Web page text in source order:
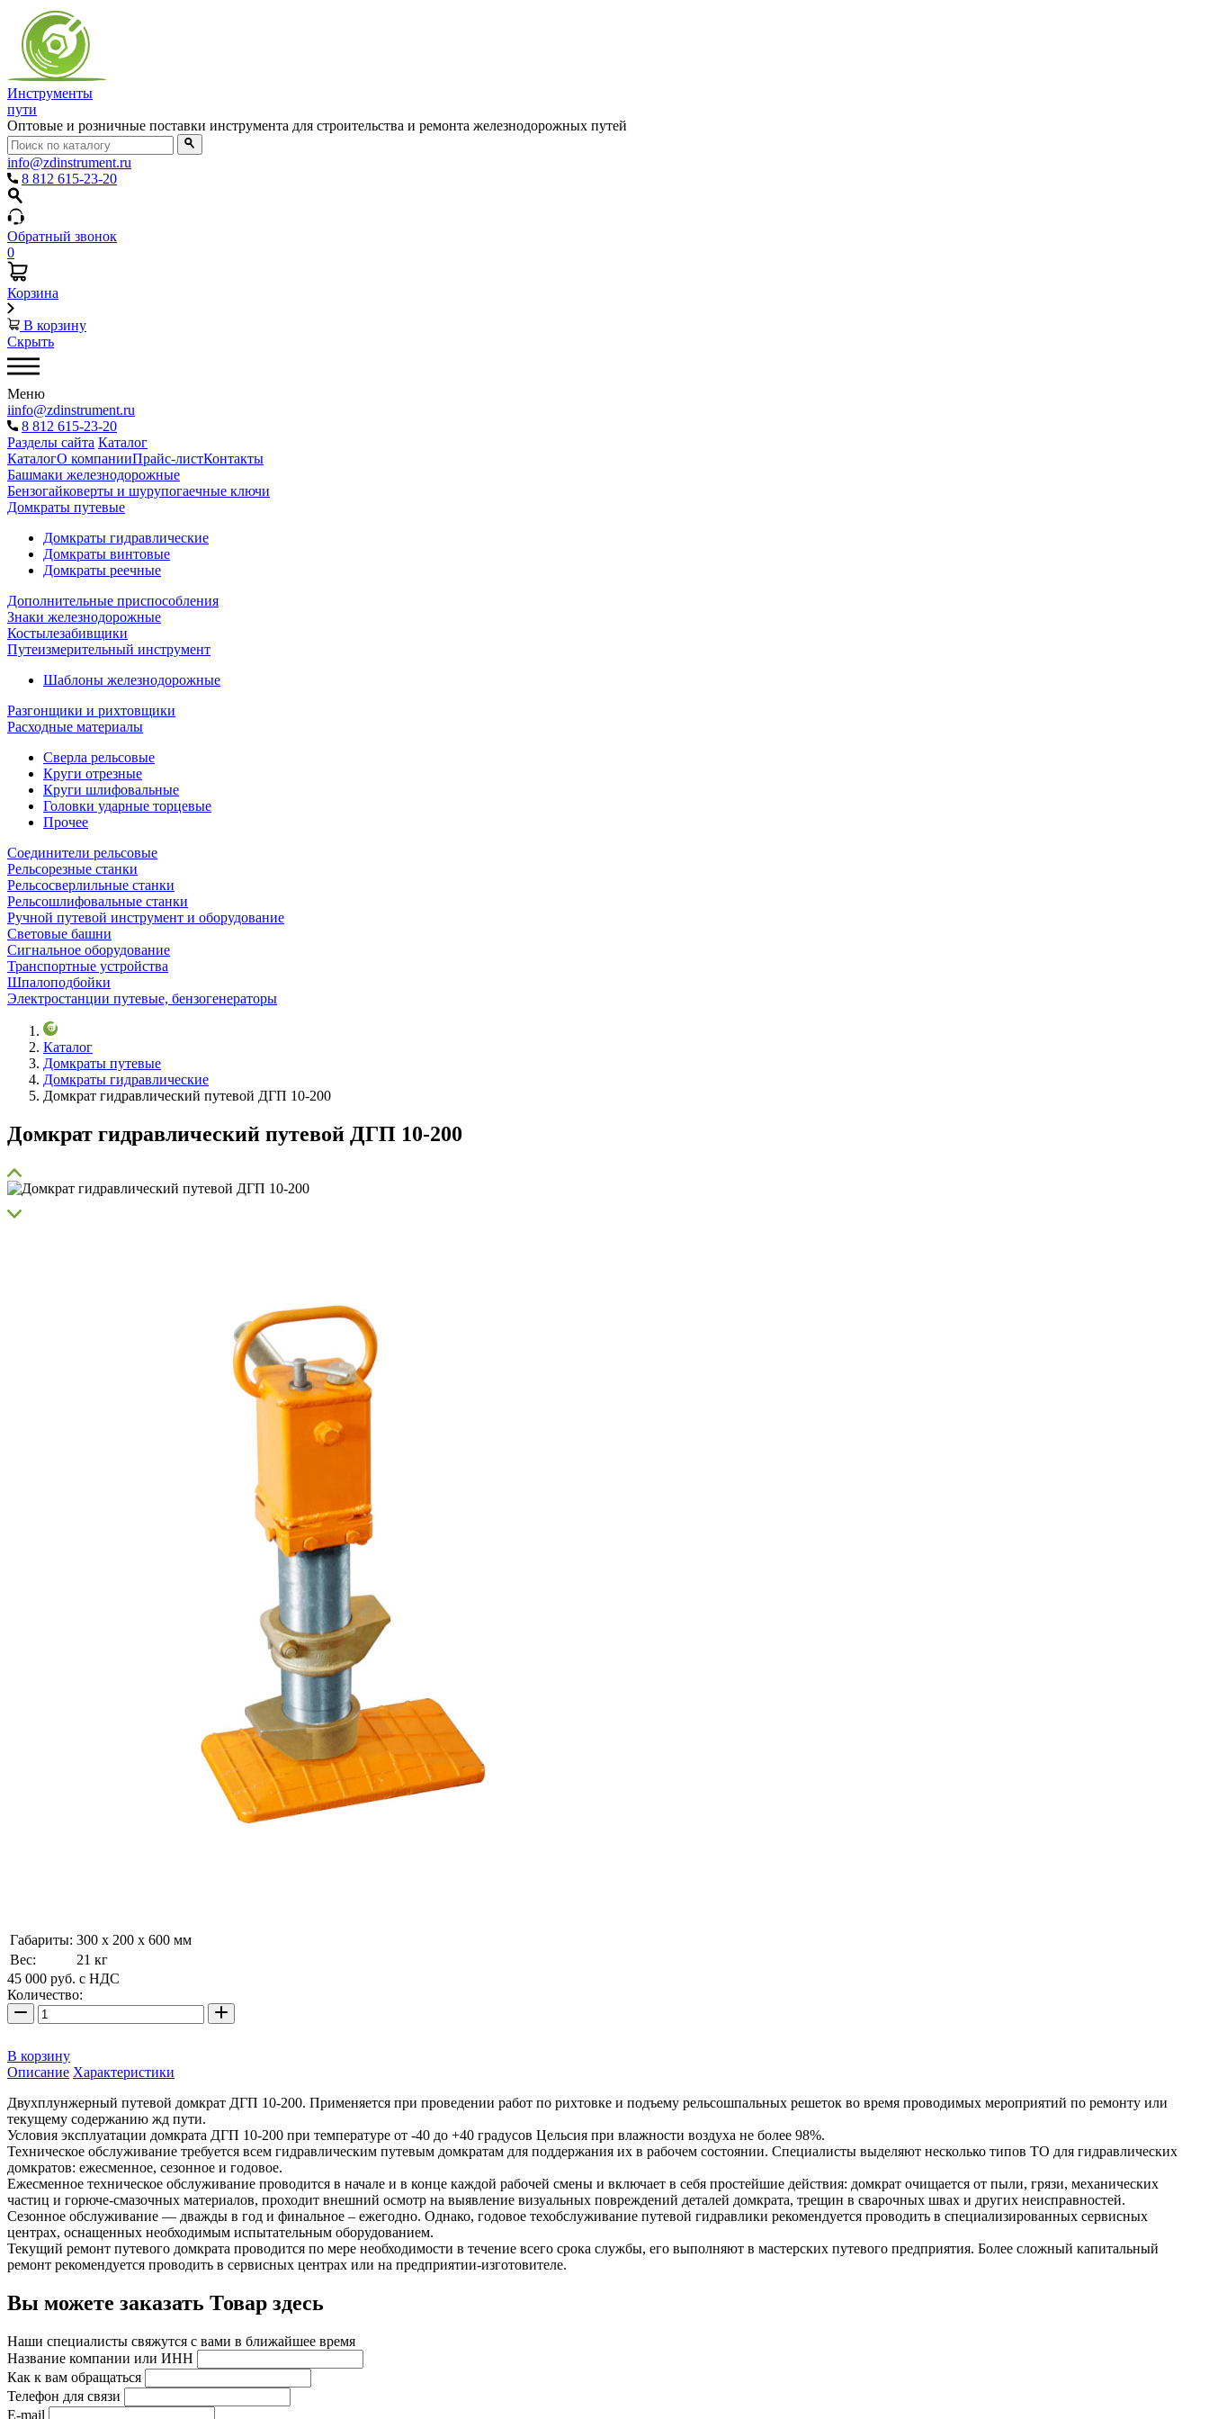
Инструменты
пути
Оптовые и розничные поставки инструмента для строительства и ремонта железнодорожных путей
info@zdinstrument.ru
8 812 615-23-20
Обратный звонок
0
Корзина
В корзину
Скрыть
Меню
iinfo@zdinstrument.ru
8 812 615-23-20
Разделы сайта Каталог
КаталогО компанииПрайс-листКонтакты
Башмаки железнодорожные
Бензогайковерты и шурупогаечные ключи
Домкраты путевые
Домкраты гидравлические
Домкраты винтовые
Домкраты реечные
Дополнительные приспособления
Знаки железнодорожные
Костылезабивщики
Путеизмерительный инструмент
Шаблоны железнодорожные
Разгонщики и рихтовщики
Расходные материалы
Сверла рельсовые
Круги отрезные
Круги шлифовальные
Головки ударные торцевые
Прочее
Соединители рельсовые
Рельсорезные станки
Рельсосверлильные станки
Рельсошлифовальные станки
Ручной путевой инструмент и оборудование
Световые башни
Сигнальное оборудование
Транспортные устройства
Шпалоподбойки
Электростанции путевые, бензогенераторы
Каталог
Домкраты путевые
Домкраты гидравлические
Домкрат гидравлический путевой ДГП 10-200
Домкрат гидравлический путевой ДГП 10-200
Габариты: 300 x 200 x 600 мм
Вес:
21 кг
45 000 руб. с НДС
Количество:
В корзину
Описание Характеристики
Двухплунжерный путевой домкрат ДГП 10-200. Применяется при проведении работ по рихтовке и подъему рельсошпальных решеток во время проводимых мероприятий по ремонту или
текущему содержанию жд пути.
Условия эксплуатации домкрата ДГП 10-200 при температуре от -40 до +40 градусов Цельсия при влажности воздуха не более 98%.
Техническое обслуживание требуется всем гидравлическим путевым домкратам для поддержания их в рабочем состоянии. Специалисты выделяют несколько типов ТО для гидравлических
домкратов: ежесменное, сезонное и годовое.
Ежесменное техническое обслуживание проводится в начале и в конце каждой рабочей смены и включает в себя простейшие действия: домкрат очищается от пыли, грязи, механических
частиц и горюче-смазочных материалов, проходит внешний осмотр на выявление визуальных повреждений деталей домкрата, трещин в сварочных швах и других неисправностей.
Сезонное обслуживание — дважды в год и финальное – ежегодно. Однако, годовое техобслуживание путевой гидравлики рекомендуется проводить в специализированных сервисных
центрах, оснащенных необходимым испытательным оборудованием.
Текущий ремонт путевого домкрата проводится по мере необходимости в течение всего срока службы, его выполняют в мастерских путевого предприятия. Более сложный капитальный
ремонт рекомендуется проводить в сервисных центрах или на предприятии-изготовителе.
Вы можете заказать Товар здесь
Наши специалисты свяжутся с вами в ближайшее время
Название компании или ИНН
Как к вам обращаться
Телефон для связи
E-mail